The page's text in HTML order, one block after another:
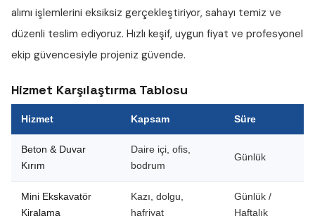
alımı işlemlerini eksiksiz gerçekleştiriyor, sahayı temiz ve
düzenli teslim ediyoruz. Hızlı keşif, uygun fiyat ve profesyonel
ekip güvencesiyle projeniz güvende.
Hizmet Karşılaştırma Tablosu
Hizmet Kapsam Süre
Beton & Duvar
Kırım
Daire içi, ofis,
bodrum
Günlük
Mini Ekskavatör
Kiralama
Kazı, dolgu,
hafriyat
Günlük /
Haftalık